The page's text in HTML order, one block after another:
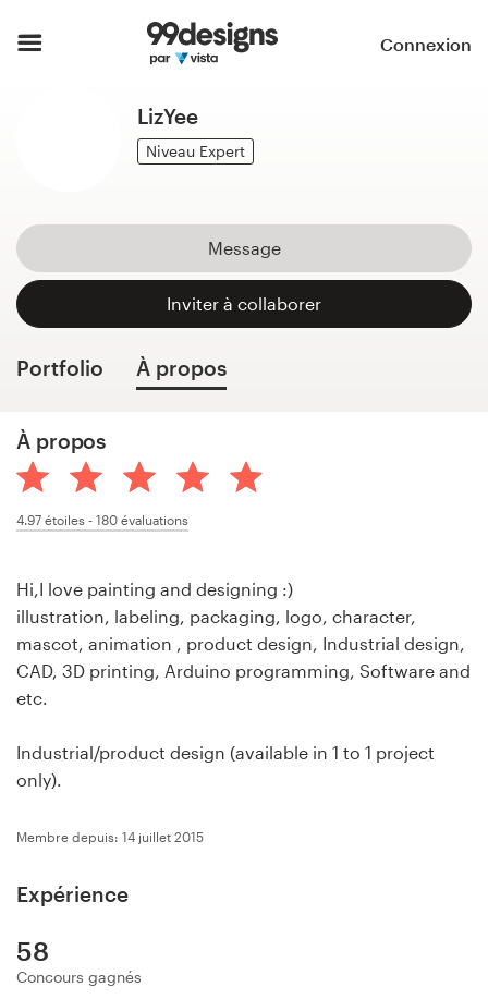
Connexion
LizYee
Niveau Expert
Message
Inviter à collaborer
Portfolio À propos
À propos
4.97 étoiles - 180 évaluations
Hi,I love painting and designing :)
illustration, labeling, packaging, logo, character,
mascot, animation , product design, Industrial design,
CAD, 3D printing, Arduino programming, Software and
etc.
Industrial/product design (available in 1 to 1 project
only).
Membre depuis: 14 juillet 2015
Expérience
58
Concours gagnés
Comment ça marche ?
de
design
Concours de design
Trouver un designer
Inspiration
99designs Pro
Obtenez
design